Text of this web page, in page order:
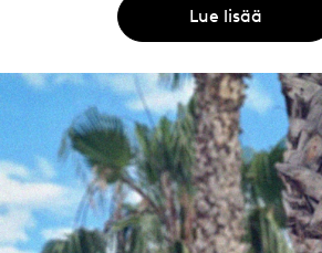
Lue lisää